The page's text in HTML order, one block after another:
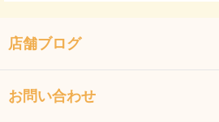
店舗ブログ
お問い合わせ